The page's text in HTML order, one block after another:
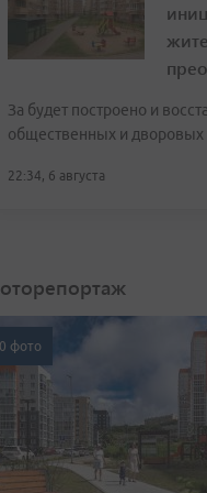
За будет построено и
общественных и дворовых
22:34, 6 августа
фото